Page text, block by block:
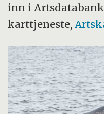
inn i
karttjeneste,